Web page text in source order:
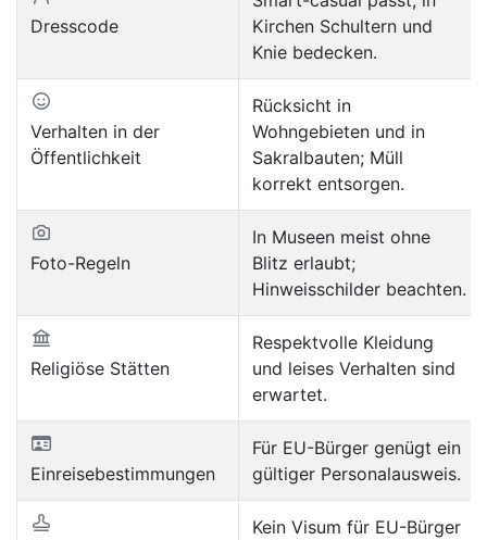
Dresscode
Kirchen Schultern und
Knie bedecken.
Verhalten in der
Öffentlichkeit
Rücksicht in
Wohngebieten und in
Sakralbauten; Müll
korrekt entsorgen.
Foto-Regeln
In Museen meist ohne
Blitz erlaubt;
Hinweisschilder beachten.
Religiöse Stätten
Respektvolle Kleidung
und leises Verhalten sind
erwartet.
Einreisebestimmungen
Für EU-Bürger genügt ein
gültiger Personalausweis.
Kein Visum für EU-Bürger